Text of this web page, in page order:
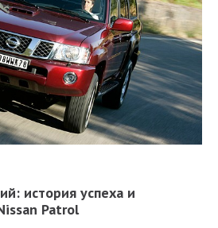
история успеха и
Patrol